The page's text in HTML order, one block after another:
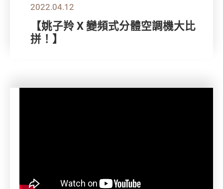
2022.04.12
【姚子羚 X 變頻式分體空調機大比
拼！】